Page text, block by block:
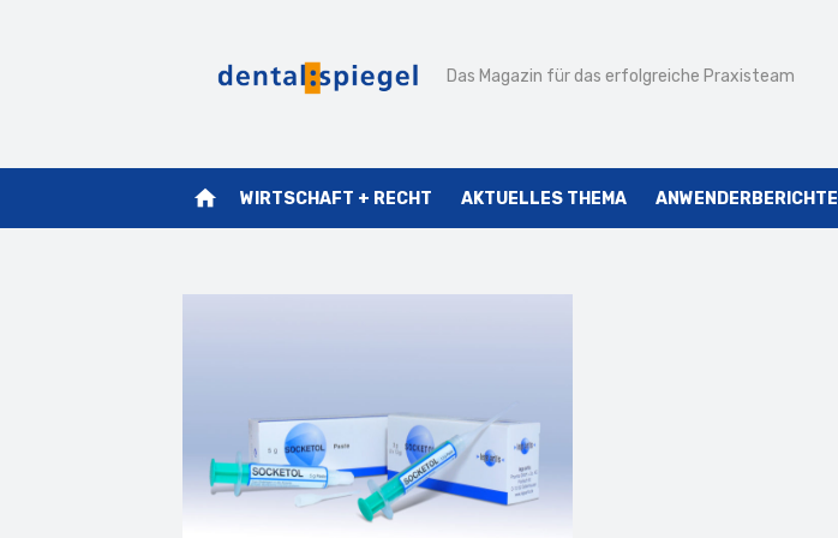
Das Magazin für das erfolgreiche Praxisteam
home WIRTSCHAFT + RECHT AKTUELLES THEMA ANWENDERBERICHTE